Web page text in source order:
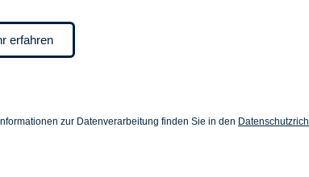
erfahren
zur Datenverarbeitung finden Sie in den